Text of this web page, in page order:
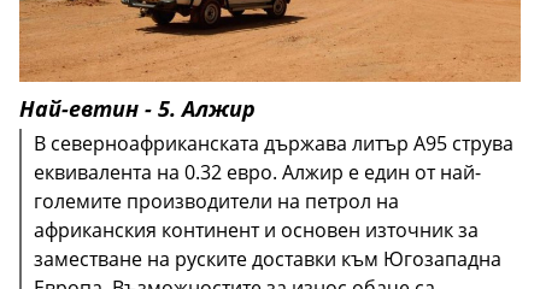
Най-евтин - 5. Алжир
В северноафриканската държава литър А95 струва
еквивалента на 0.32 eвро. Алжир е един от най-
големите производители на петрол на
африканския континент и основен източник за
заместване на руските доставки към Югозападна